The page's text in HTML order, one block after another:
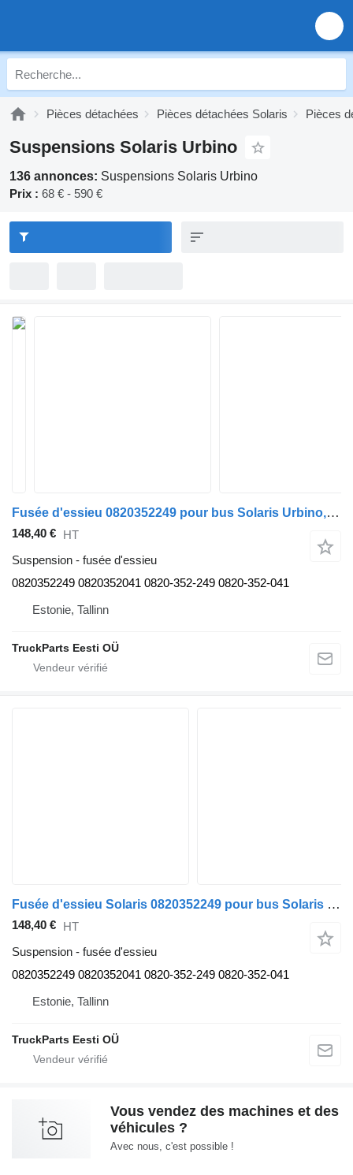
Pièces détachées Pièces détachées Solaris Pièces
Suspensions Solaris Urbino
136 annonces: Suspensions Solaris Urbino
Prix : 68 € - 590 €
Fusée d'essieu 0820352249 pour bus Solaris Urbino, Alpino, Vacanza (1999-)
148,40 € HT
Suspension - fusée d'essieu
0820352249 0820352041 0820-352-249 0820-352-041
Estonie, Tallinn
TruckParts Eesti OÜ
Fusée d'essieu Solaris 0820352249 pour bus Solaris Urbino, Alpino, Vacanza (1999-)
148,40 € HT
Suspension - fusée d'essieu
0820352249 0820352041 0820-352-249 0820-352-041
Estonie, Tallinn
TruckParts Eesti OÜ
Vous vendez des machines et des
véhicules ?
Avec nous, c'est possible !